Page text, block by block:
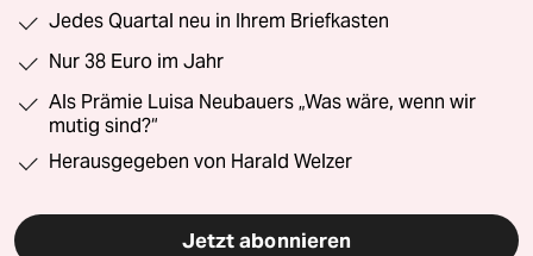
Jedes Quartal neu in Ihrem Briefkasten
Nur 38 Euro im Jahr
Als Prämie Luisa Neubauers „Was wäre, wenn wir
mutig sind?“
Herausgegeben von Harald Welzer
Jetzt abonnieren